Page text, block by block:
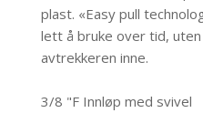
plast. «Easy pull
lett å bruke over tid,
avtrekkeren inne.
3/8 "F Innløp med svivel